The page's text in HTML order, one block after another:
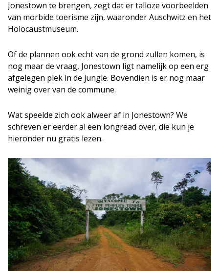
Jonestown te brengen, zegt dat er talloze voorbeelden
van morbide toerisme zijn, waaronder Auschwitz en het
Holocaustmuseum.
Of de plannen ook echt van de grond zullen komen, is
nog maar de vraag, Jonestown ligt namelijk op een erg
afgelegen plek in de jungle. Bovendien is er nog maar
weinig over van de commune.
Wat speelde zich ook alweer af in Jonestown? We
schreven er eerder al een longread over, die kun je
hieronder nu gratis lezen.